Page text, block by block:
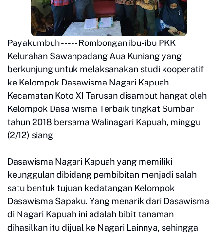
Payakumbuh ----- Rombongan ibu-ibu PKK
Kelurahan Sawahpadang Aua Kuniang yang
berkunjung untuk melaksanakan studi kooperatif
ke Kelompok Dasawisma Nagari Kapuah
Kecamatan Koto XI Tarusan disambut hangat oleh
Kelompok Dasa wisma Terbaik tingkat Sumbar
tahun 2018 bersama Walinagari Kapuah, minggu
(2/12) siang.
Dasawisma Nagari Kapuah yang memiliki
keunggulan dibidang pembibitan menjadi salah
satu bentuk tujuan kedatangan Kelompok
Dasawisma Sapaku. Yang menarik dari Dasawisma
di Nagari Kapuah ini adalah bibit tanaman
dihasilkan itu dijual ke Nagari Lainnya, sehingga